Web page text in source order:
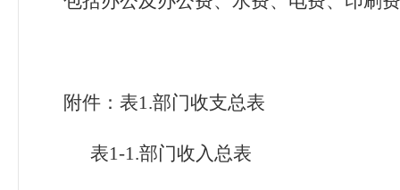
附件：表1.部门收支总表
表1-1.部门收入总表